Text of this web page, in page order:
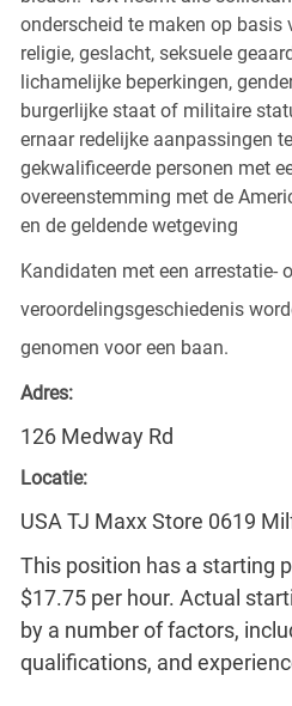
onderscheid te maken op basis
religie, geslacht, seksuele
lichamelijke beperkingen,
burgerlijke staat of militaire
ernaar redelijke aanpassingen
gekwalificeerde personen met
overeenstemming met de
en de geldende wetgeving
Kandidaten met een arrestatie-
veroordelingsgeschiedenis
genomen voor een baan.
Adres:
126 Medway Rd
Locatie:
USA TJ Maxx Store 0619
This position has a starting
$17.75 per hour. Actual
by a number of factors,
qualifications, and